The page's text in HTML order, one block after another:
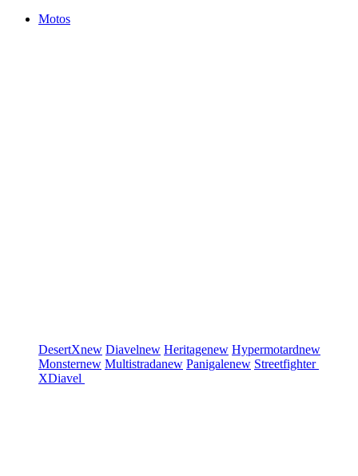
Motos
DesertXnew Diavelnew Heritagenew Hypermotardnew
Monsternew Multistradanew Panigalenew Streetfighter
XDiavel